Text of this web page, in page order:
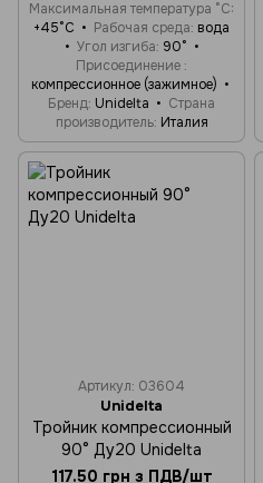
Максимальная температура °C
+45°C
Рабочая среда вода
Угол изгиба 90°
Присоединение
компрессионное (зажимное)
Бренд Unidelta
Страна
производитель Италия
Артикул: 03604
Unidelta
Тройник компрессионный
90° Ду20 Unidelta
117.50 грн з ПДВ/шт